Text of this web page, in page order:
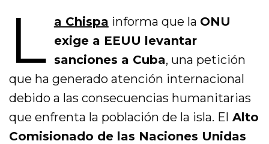
L a Chispa informa que la ONU
exige a EEUU levantar
sanciones a Cuba, una petición
que ha generado atención internacional
debido a las consecuencias humanitarias
que enfrenta la población de la isla. El Alto
Comisionado de las Naciones Unidas